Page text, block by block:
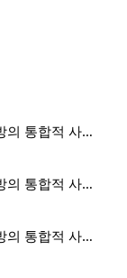
몸과 마음은 어떻게 연결되어 있는가-양한방의 통합적 사고 3
몸과 마음은 어떻게 연결되어 있는가-양한방의 통합적 사고 2
몸과 마음은 어떻게 연결되어 있는가-양한방의 통합적 사고 1